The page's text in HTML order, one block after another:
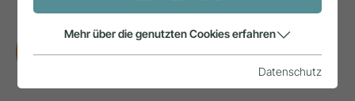
FORSCHUNG
Mehr über die genutzten Cookies erfahren
Datenschutz